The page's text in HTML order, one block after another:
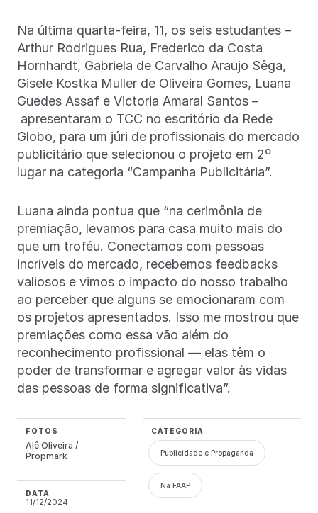
Na última quarta-feira, 11, os seis estudantes –
Arthur Rodrigues Rua, Frederico da Costa
Hornhardt, Gabriela de Carvalho Araujo Sêga,
Gisele Kostka Muller de Oliveira Gomes, Luana
Guedes Assaf e Victoria Amaral Santos –
apresentaram o TCC no escritório da Rede
Globo, para um júri de profissionais do mercado
publicitário que selecionou o projeto em 2º
lugar na categoria “Campanha Publicitária”.
Luana ainda pontua que “na cerimônia de
premiação, levamos para casa muito mais do
que um troféu. Conectamos com pessoas
incríveis do mercado, recebemos feedbacks
valiosos e vimos o impacto do nosso trabalho
ao perceber que alguns se emocionaram com
os projetos apresentados. Isso me mostrou que
premiações como essa vão além do
reconhecimento profissional — elas têm o
poder de transformar e agregar valor às vidas
das pessoas de forma significativa”.
FOTOS
Alê Oliveira /
Propmark
DATA
11/12/2024
CATEGORIA
Publicidade e Propaganda
Na FAAP